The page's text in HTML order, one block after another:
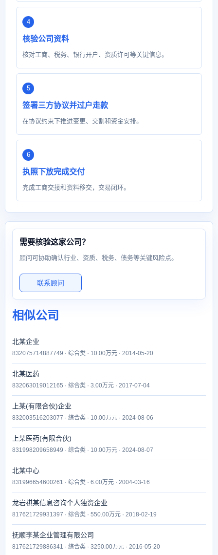
核验公司资料
核对工商、税务、银行开户、资质许可等关键信息。
签署三方协议并过户走款
在协议约束下推进变更、交割和资金安排。
执照下放完成交付
完成工商交接和资料移交，交易闭环。
需要核验这家公司？
顾问可协助确认行业、资质、税务、债务等关键风险点。
联系顾问
相似公司
北某企业
832075714887749 · 综合类 · 10.00万元 · 2014-05-20
北某医药
832063019012165 · 综合类 · 3.00万元 · 2017-07-04
上某(有限合伙)企业
832003516203077 · 综合类 · 10.00万元 · 2024-08-06
上某医药(有限合伙)
831998209658949 · 综合类 · 10.00万元 · 2024-08-07
北某中心
831996654600261 · 综合类 · 6.00万元 · 2004-03-16
龙岩祺某信息咨询个人独资企业
817621729931397 · 综合类 · 550.00万元 · 2018-02-19
抚顺李某企业管理有限公司
817621729886341 · 综合类 · 3250.00万元 · 2016-05-20